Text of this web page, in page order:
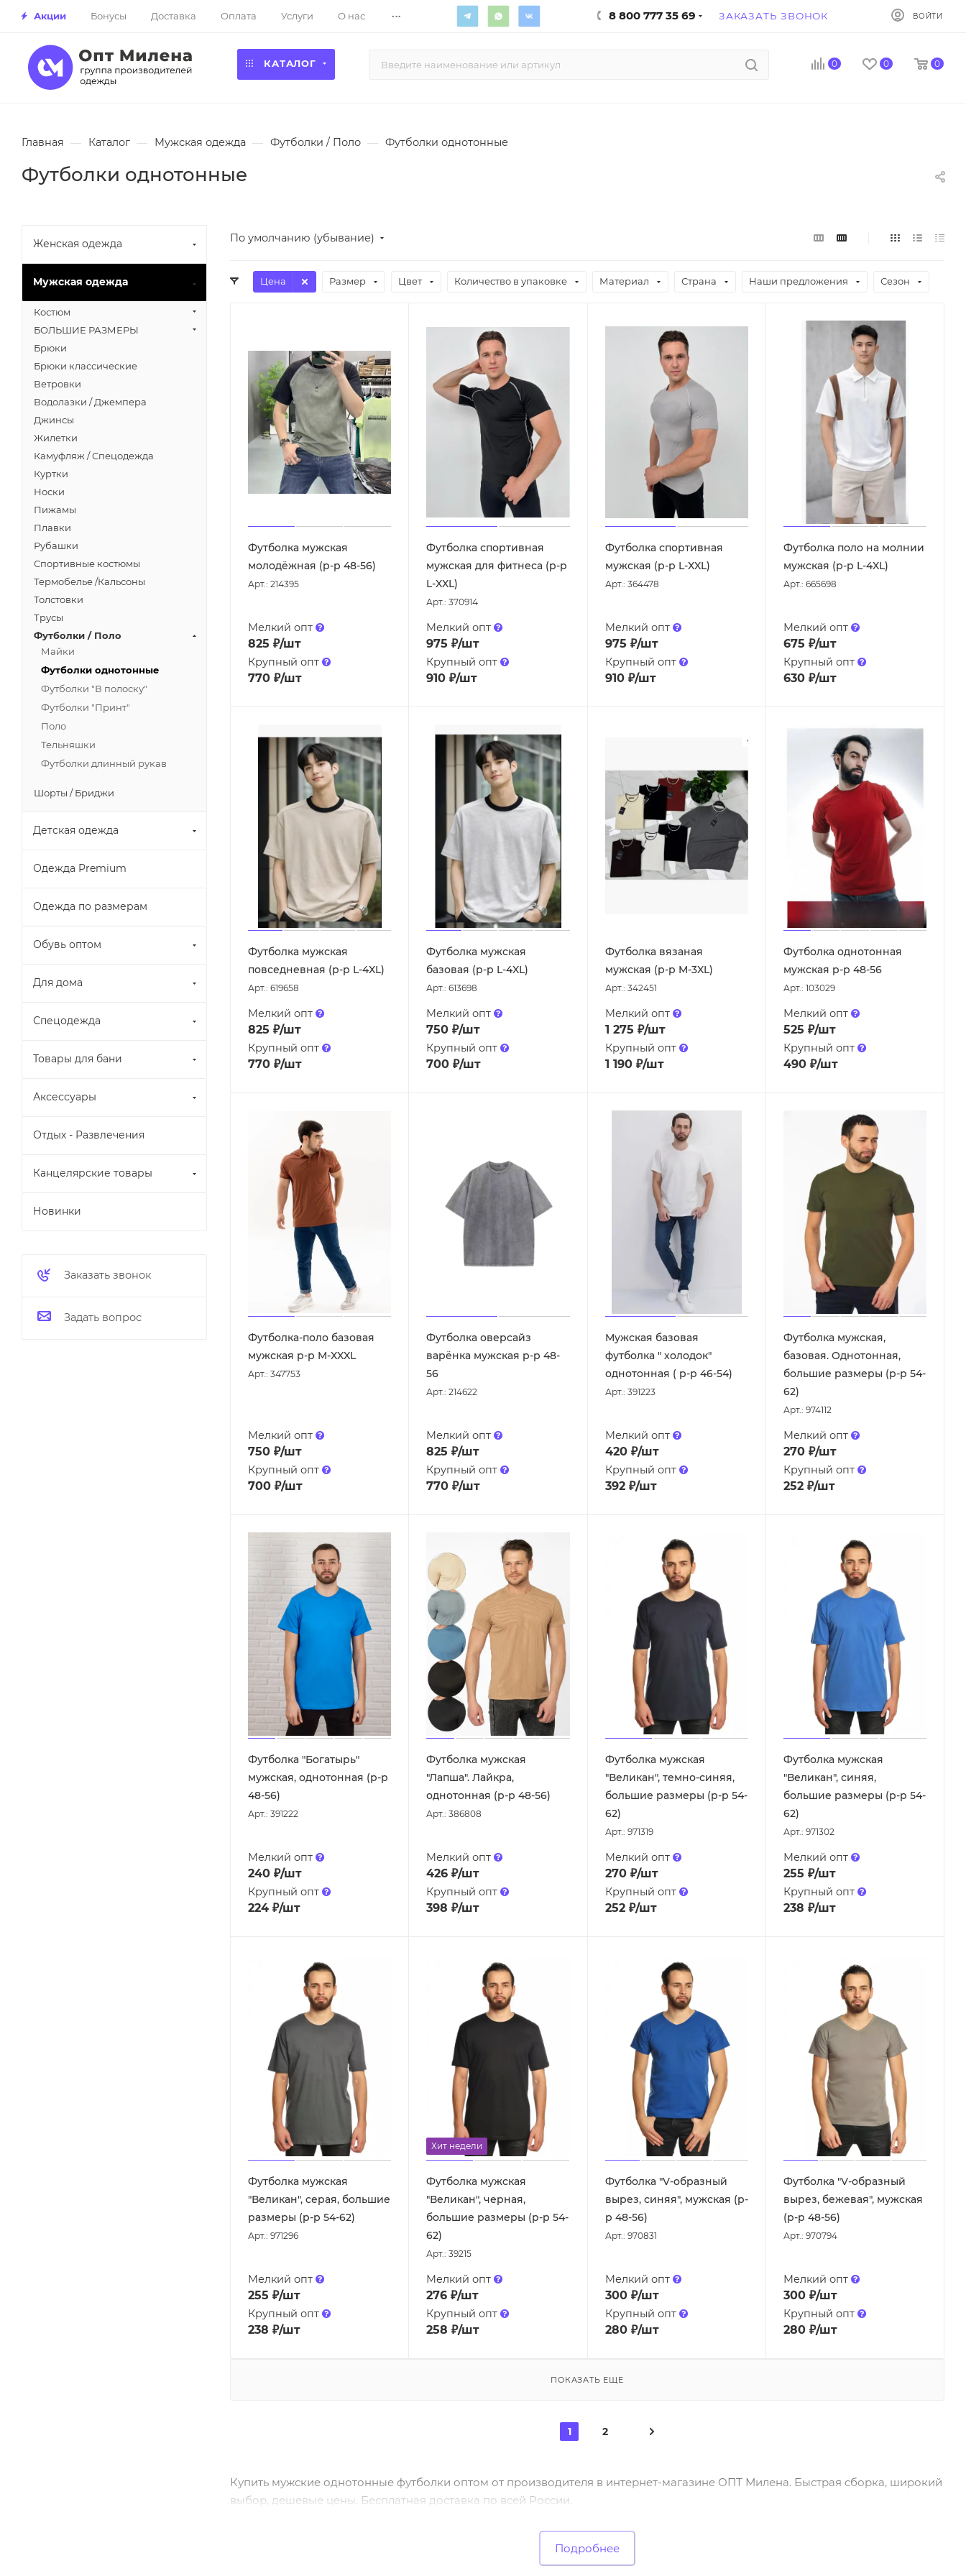
Акции Бонусы Доставка Оплата Услуги О нас ... 8 800 777 35 69 ЗАКАЗАТЬ ЗВОНОК ВОЙТИ
КАТАЛОГ 0 0 0
Главная — Каталог — Мужская одежда — Футболки / Поло — Футболки однотонные
Футболки однотонные
По умолчанию (убывание)
Цена Размер Цвет Количество в упаковке Материал Страна Наши предложения Сезон
Футболка мужская
молодёжная (р-р 48-56)
Арт.: 214395
Мелкий опт
825 ₽/шт
Крупный опт
770 ₽/шт
Футболка спортивная
мужская для фитнеса (р-р
L-XXL)
Арт.: 370914
Мелкий опт
975 ₽/шт
Крупный опт
910 ₽/шт
Футболка спортивная
мужская (р-р L-XXL)
Арт.: 364478
Мелкий опт
975 ₽/шт
Крупный опт
910₽/шт
Футболка поло на молнии
мужская (р-р L-4XL)
Арт.: 665698
Мелкий опт
675 ₽/шт
Крупный опт
630₽/шт
Футболка мужская
повседневная (р-р L-4XL)
Арт.: 619658
Мелкий опт
825 ₽/шт
Крупный опт
770 ₽/шт
Футболка мужская
базовая (р-р L-4XL)
Арт.: 613698
Мелкий опт
750 ₽/шт
Крупный опт
700 ₽/шт
Футболка вязаная
мужская (р-р M-3XL)
Арт.: 342451
Мелкий опт
1 275 ₽/шт
Крупный опт
1 190₽/шт
Футболка однотонная
мужская р-р 48-56
Арт.: 103029
Мелкий опт
525 ₽/шт
Крупный опт
490₽/шт
Футболка-поло базовая
мужская р-р M-XXXL
Арт.: 347753
Мелкий опт
750 ₽/шт
Крупный опт
700 ₽/шт
Футболка оверсайз
варёнка мужская р-р 48-
56
Арт.: 214622
Мелкий опт
825 ₽/шт
Крупный опт
770 ₽/шт
Мужская базовая
футболка " холодок"
однотонная ( р-р 46-54)
Арт.: 391223
Мелкий опт
420₽/шт
Крупный опт
392₽/шт
Футболка мужская,
базовая. Однотонная,
большие размеры (р-р 54-
62)
Арт.: 974112
Мелкий опт
270₽/шт
Крупный опт
252₽/шт
Футболка "Богатырь"
мужская, однотонная (р-р
48-56)
Арт.: 391222
Мелкий опт
240 ₽/шт
Крупный опт
224 ₽/шт
Футболка мужская
"Лапша". Лайкра,
однотонная (р-р 48-56)
Арт.: 386808
Мелкий опт
426 ₽/шт
Крупный опт
398 ₽/шт
Футболка мужская
"Великан", темно-синяя,
большие размеры (р-р 54-
62)
Арт.: 971319
Мелкий опт
270₽/шт
Крупный опт
252₽/шт
Футболка мужская
"Великан", синяя,
большие размеры (р-р 54-
62)
Арт.: 971302
Мелкий опт
255 ₽/шт
Крупный опт
238 ₽/шт
Футболка мужская
"Великан", серая, большие
размеры (р-р 54-62)
Арт.: 971296
Мелкий опт
255 ₽/шт
Крупный опт
238 ₽/шт
Хит недели
Футболка мужская
"Великан", черная,
большие размеры (р-р 54-
62)
Арт.: 39215
Мелкий опт
276 ₽/шт
Крупный опт
258 ₽/шт
Футболка "V-образный
вырез, синяя", мужская (р-
р 48-56)
Арт.: 970831
Мелкий опт
300₽/шт
Крупный опт
280₽/шт
Футболка "V-образный
вырез, бежевая", мужская
(р-р 48-56)
Арт.: 970794
Мелкий опт
300₽/шт
Крупный опт
280₽/шт
ПОКАЗАТЬ ЕЩЕ
1 2
Купить мужские однотонные футболки оптом от производителя в интернет-магазине ОПТ Милена. Быстрая сборка, широкий
выбор, дешевые цены. Бесплатная доставка по всей России.
Подробнее
Женская одежда
Мужская одежда
Костюм
БОЛЬШИЕ РАЗМЕРЫ
Брюки
Брюки классические
Ветровки
Водолазки / Джемпера
Джинсы
Жилетки
Камуфляж / Спецодежда
Куртки
Носки
Пижамы
Плавки
Рубашки
Спортивные костюмы
Термобелье /Кальсоны
Толстовки
Трусы
Футболки / Поло
Майки
Футболки однотонные
Футболки "В полоску"
Футболки "Принт"
Поло
Тельняшки
Футболки длинный рукав
Шорты / Бриджи
Детская одежда
Одежда Premium
Одежда по размерам
Обувь оптом
Для дома
Спецодежда
Товары для бани
Аксессуары
Отдых - Развлечения
Канцелярские товары
Новинки
Заказать звонок
Задать вопрос